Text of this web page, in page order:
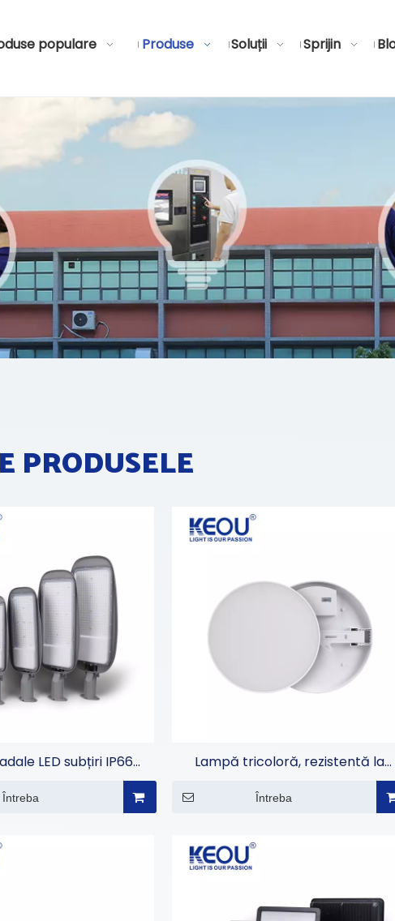
populare Produse Soluții Sprijin
PRODUSELE
LED subțiri IP66
Întreba
Lampă tricoloră, rezistentă la
Întreba